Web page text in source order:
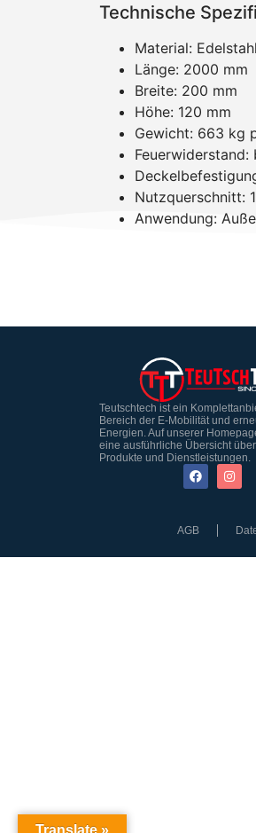
Technische
Material:
Länge: 2000 mm
Breite: 200 mm
Höhe: 120 mm
Gewicht: 663 kg
Nutzquerschnitt:
Anwendung:
Teutschtech ist ein
Bereich der E-Mobilität und
Energien. Auf unserer
eine ausführliche Übersicht
Produkte und Dienstleistungen.
AGB
Translate »